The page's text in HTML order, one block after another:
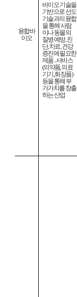
융합바
이오
바이오 기술을
기반으로 선도
기술과의 융합
을 통해 사람
이나 동물의
질병 예방, 진
단,치료 건강
증진에 필요한
제품․서비스
(의약품, 의료
기기 화장품)
등을 통해 부
가가치를 창출
하는 산업